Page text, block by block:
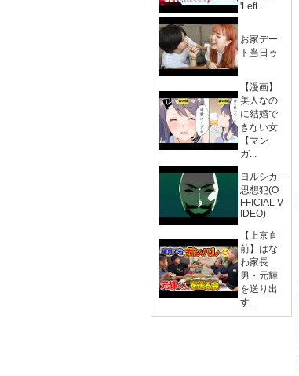
'Left...
お家デー
ト当日ゥ
【漫画】
美人なの
に結婚で
きない女
【マン
ガ...
ヨルシカ -
思想犯(O
FFICIAL V
IDEO)
【上京直
前】はな
わ家長
男・元輝
を送り出
す...